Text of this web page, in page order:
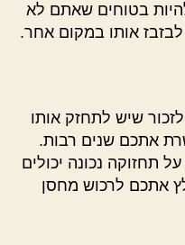
בטוחים שאתם לא
אותו במקום אחר.
שיש לתחזק אותו
אתכם שנים רבות.
תחזוקה נכונה יכולים
אתכם לרכוש מחסן